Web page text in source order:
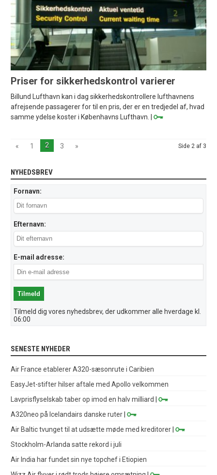
Priser for sikkerhedskontrol varierer
Billund Lufthavn kan i dag sikkerhedskontrollere lufthavnens
afrejsende passagerer for til en pris, der er en tredjedel af, hvad
samme ydelse koster i Københavns Lufthavn. |
Side 2 af 3
« 1 2 3 »
NYHEDSBREV
Fornavn:
Efternavn:
E-mail adresse:
Tilmeld dig vores nyhedsbrev, der udkommer alle hverdage kl.
06:00
SENESTE NYHEDER
Air France etablerer A320-sæsonrute i Caribien
EasyJet-stifter hilser aftale med Apollo velkommen
Lavprisflyselskab taber op imod en halv milliard
|
A320neo på Icelandairs danske ruter |
Air Baltic tvunget til at udsætte møde med kreditorer |
Stockholm-Arlanda satte rekord i juli
Air India har fundet sin nye topchef i Etiopien